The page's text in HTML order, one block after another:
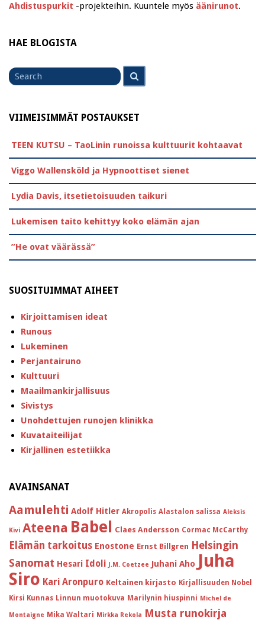
Ahdistuspurkit -projekteihin. Kuuntele myös äänirunot.
HAE BLOGISTA
Search
for
VIIMEISIMMÄT POSTAUKSET
TEEN KUTSU – TaoLinin runoissa kulttuurit kohtaavat
Viggo Wallensköld ja Hypnoottiset sienet
Lydia Davis, itsetietoisuuden taikuri
Lukemisen taito kehittyy koko elämän ajan
”He ovat väärässä”
SUOSITUIMMAT AIHEET
Kirjoittamisen ideat
Runous
Lukeminen
Perjantairuno
Kulttuuri
Maailmankirjallisuus
Sivistys
Unohdettujen runojen klinikka
Kuvataiteilijat
Kirjallinen estetiikka
AVAINSANAT
Aamulehti Adolf Hitler Akropolis Alastalon salissa Aleksis
Kivi Ateena Babel Claes Andersson Cormac McCarthy
Elämän tarkoitus Enostone Ernst Billgren Helsingin
Sanomat Hesari Idoli J.M. Coetzee Juhani Aho Juha
Siro Kari Aronpuro Keltainen kirjasto Kirjallisuuden Nobel
Kirsi Kunnas Linnun muotokuva Marilynin hiuspinni Michel de
Montaigne Mika Waltari Mirkka Rekola Musta runokirja